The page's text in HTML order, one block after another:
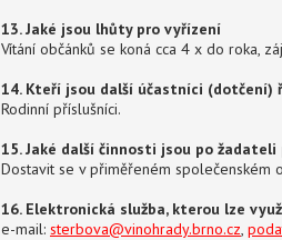
13. Jaké jsou lhůty pro vyřízení
Vítání občánků se koná cca 4 x do roka,
14. Kteří jsou další účastníci (dotčení)
Rodinní příslušníci.
15. Jaké další činnosti jsou po žadateli
Dostavit se v přiměřeném společenském
16. Elektronická služba, kterou lze
e-mail: sterbova@vinohrady.brno.cz,